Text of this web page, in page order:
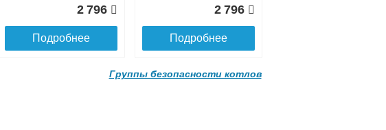
Подробнее о доставке
2 796
Подробнее
2 796
Подробнее
Группы безопасности котлов